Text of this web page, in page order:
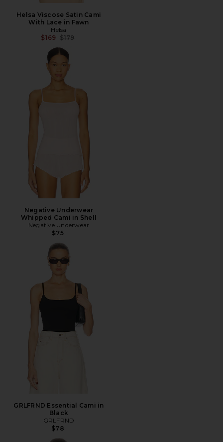
Helsa Viscose Satin Cami
With Lace in Fawn
Helsa
$169 前の価格:
$179
Negative Underwear
Whipped Cami in Shell
Negative Underwear
$75
GRLFRND Essential Cami in
Black
GRLFRND
$78